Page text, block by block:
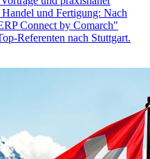
und Fertigung: Nach
Connect by Comarch"
Referenten nach Stuttgart.